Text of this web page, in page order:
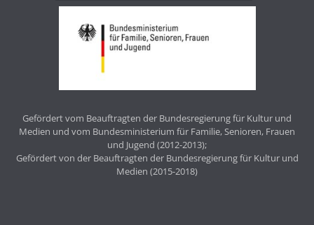
Gefördert vom Beauftragten der Bundesregierung für Kultur und
Medien und vom Bundesministerium für Familie, Senioren, Frauen
und Jugend (2012-2013);
Gefördert von der Beauftragten der Bundesregierung für Kultur und
Medien (2015-2018)